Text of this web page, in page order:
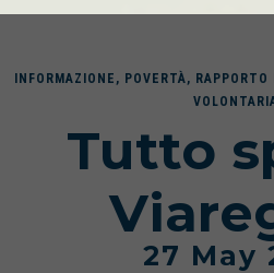
INFORMAZIONE , POVERTÀ, RAPPORTO
Tutto
27 May